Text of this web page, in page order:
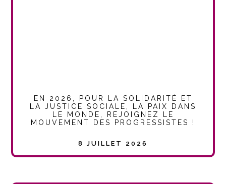
EN 2026, POUR LA SOLIDARITÉ ET
LA JUSTICE SOCIALE, LA PAIX DANS
LE MONDE, REJOIGNEZ LE
MOUVEMENT DES PROGRESSISTES !
8 JUILLET 2026